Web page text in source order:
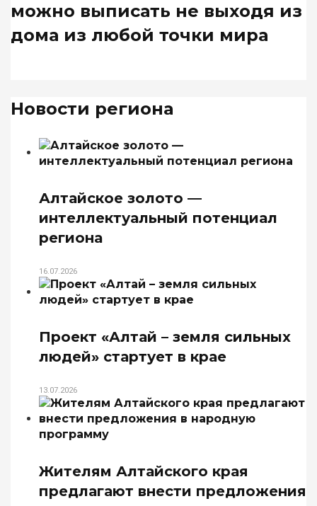
можно выписать не выходя из
дома из любой точки мира
Новости региона
Алтайское золото —
интеллектуальный потенциал
региона
16.07.2026
Проект «Алтай – земля сильных
людей» стартует в крае
13.07.2026
Жителям Алтайского края
предлагают внести предложения